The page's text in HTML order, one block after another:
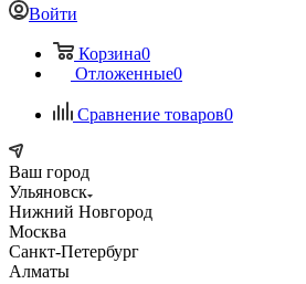
Войти
Корзина0
Отложенные0
Сравнение товаров0
Ваш город
Ульяновск
Нижний Новгород
Москва
Санкт-Петербург
Алматы